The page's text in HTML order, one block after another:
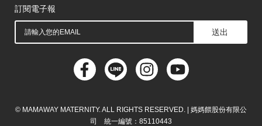
訂閱電子報
送出
© MAMAWAY MATERNITY. ALL RIGHTS RESERVED. | 媽媽餵股份有限公
司 統一編號：85110443